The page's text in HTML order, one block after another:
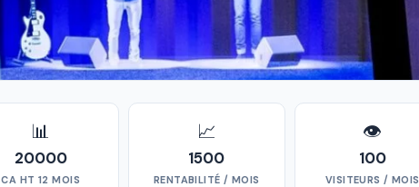
📊
20000
CA HT 12 MOIS
📈
1500
RENTABILITÉ / MOIS
👁
100
VISITEURS / MOIS